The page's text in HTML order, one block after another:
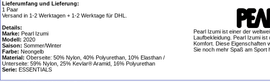
Lieferumfang und Lieferung:
1 Paar
Versand in 1-2 Werktagen + 1-2 Werktage für DHL.
Details:
Marke: Pearl Izumi
Modell: 2020
Saison: Sommer/Winter
Farbe: Neongelb
Material: Oberseite: 50% Nylon, 40% Polyurethan, 10% Elasthan /
Unterseite: 59% Nylon, 25% Kevlar® Aramid, 16% Polyurethan
Serie: ESSENTIALS
Pearl Izumi ist einer der
Laufbekleidung. Pearl Izumi ist
Komfort. Diese Eigenschaften
Sie noch mehr Spaß am Sport